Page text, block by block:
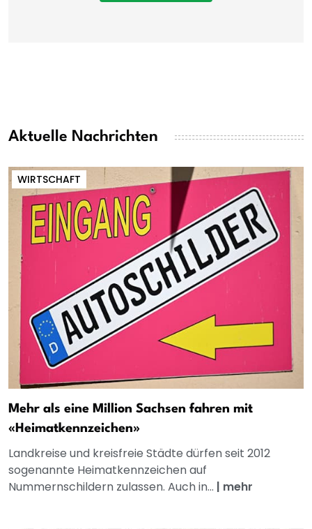
Aktuelle Nachrichten
WIRTSCHAFT
Mehr als eine Million Sachsen fahren mit
«Heimatkennzeichen»
Landkreise und kreisfreie Städte dürfen seit 2012
sogenannte Heimatkennzeichen auf
Nummernschildern zulassen. Auch in... | mehr